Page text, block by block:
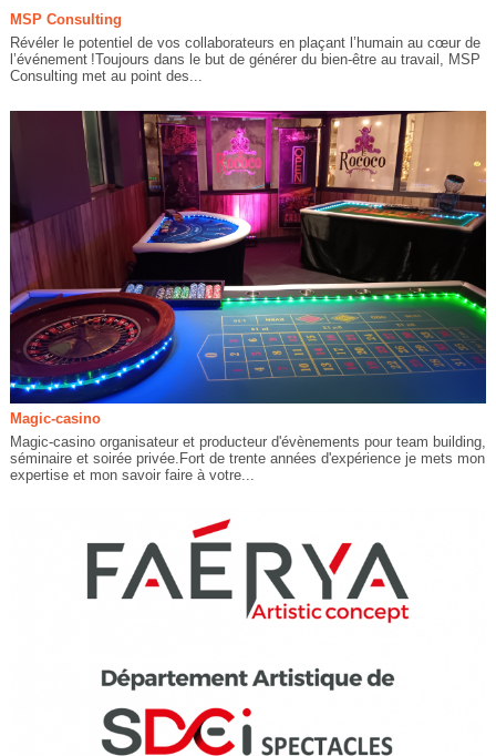
MSP Consulting
Révéler le potentiel de vos collaborateurs en plaçant l’humain au cœur de
l’événement !Toujours dans le but de générer du bien-être au travail, MSP
Consulting met au point des...
Magic-casino
Magic-casino organisateur et producteur d'évènements pour team building,
séminaire et soirée privée.Fort de trente années d'expérience je mets mon
expertise et mon savoir faire à votre...